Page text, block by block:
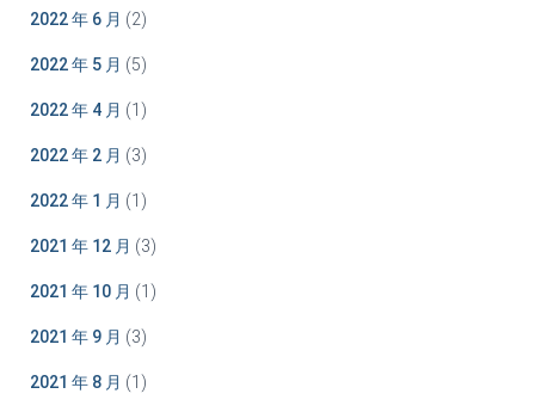
2022 年 6 月 (2)
2022 年 5 月 (5)
2022 年 4 月 (1)
2022 年 2 月 (3)
2022 年 1 月 (1)
2021 年 12 月 (3)
2021 年 10 月 (1)
2021 年 9 月 (3)
2021 年 8 月 (1)